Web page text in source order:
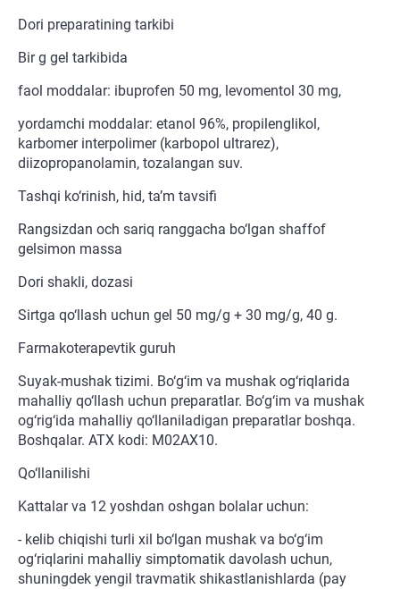
Dori preparatining tarkibi
Bir g gel tarkibida
faol moddalar: ibuprofen 50 mg, levomentol 30 mg,
yordamchi moddalar: etanol 96%, propilenglikol,
karbomer interpolimer (karbopol ultrarez),
diizopropanolamin, tozalangan suv.
Tashqi ko‘rinish, hid, ta’m tavsifi
Rangsizdan och sariq ranggacha bo‘lgan shaffof
gelsimon massa
Dori shakli, dozasi
Sirtga qo‘llash uchun gel 50 mg/g + 30 mg/g, 40 g.
Farmakoterapevtik guruh
Suyak-mushak tizimi. Bo‘g‘im va mushak og‘riqlarida
mahalliy qo‘llash uchun preparatlar. Bo‘g‘im va mushak
og‘rig‘ida mahalliy qo‘llaniladigan preparatlar boshqa.
Boshqalar. ATX kodi: M02AX10.
Qo‘llanilishi
Kattalar va 12 yoshdan oshgan bolalar uchun:
- kelib chiqishi turli xil bo‘lgan mushak va bo‘g‘im
og‘riqlarini mahalliy simptomatik davolash uchun,
shuningdek yengil travmatik shikastlanishlarda (pay